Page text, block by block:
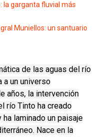
la garganta fluvial más
Muniellos: un santuario
de las aguas del río
a un universo
años, la intervención
río Tinto ha creado
laminado un paisaje
Nace en la